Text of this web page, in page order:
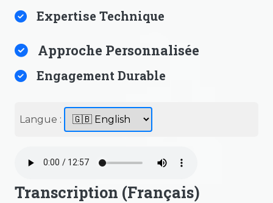
Expertise Technique
Approche Personnalisée
Engagement Durable
Langue :
Transcription (Français)